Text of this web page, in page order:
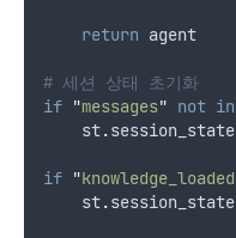
return agent
# 세션 상태 초기화
if "messages" not in
    st
.session_state
if "knowledge_loaded
    st
.session_state